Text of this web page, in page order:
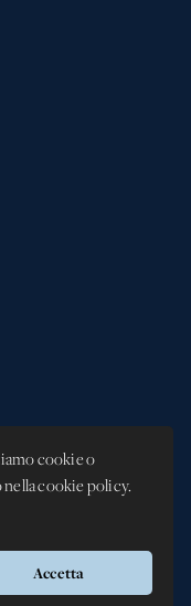
cookie o
cookie policy.
Accetta